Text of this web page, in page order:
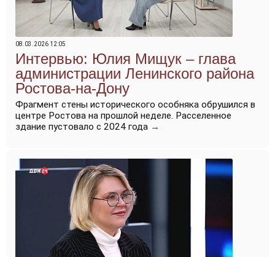
08.03.2026 12:05
Интервью: Юлия Мищук – глава
администрации Ленинского района
Ростова-на-Дону
Фрагмент стены исторического особняка обрушился в
центре Ростова на прошлой неделе. Расселенное
здание пустовало с 2024 года →